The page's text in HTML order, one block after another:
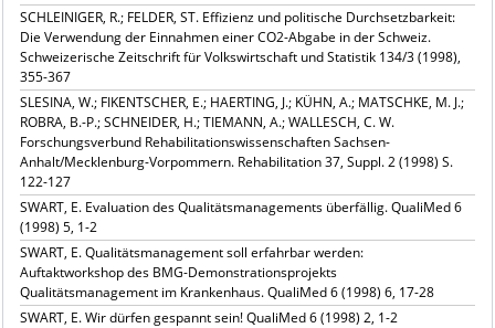
SCHLEINIGER, R.; FELDER, ST. Effizienz und politische Durchsetzbarkeit:
Die Verwendung der Einnahmen einer CO2-Abgabe in der Schweiz.
Schweizerische Zeitschrift für Volkswirtschaft und Statistik 134/3 (1998),
355-367
SLESINA, W.; FIKENTSCHER, E.; HAERTING, J.; KÜHN, A.; MATSCHKE, M. J.;
ROBRA, B.-P.; SCHNEIDER, H.; TIEMANN, A.; WALLESCH, C. W.
Forschungsverbund Rehabilitationswissenschaften Sachsen-
Anhalt/Mecklenburg-Vorpommern. Rehabilitation 37, Suppl. 2 (1998) S.
122-127
SWART, E. Evaluation des Qualitätsmanagements überfällig. QualiMed 6
(1998) 5, 1-2
SWART, E. Qualitätsmanagement soll erfahrbar werden:
Auftaktworkshop des BMG-Demonstrationsprojekts
Qualitätsmanagement im Krankenhaus. QualiMed 6 (1998) 6, 17-28
SWART, E. Wir dürfen gespannt sein! QualiMed 6 (1998) 2, 1-2